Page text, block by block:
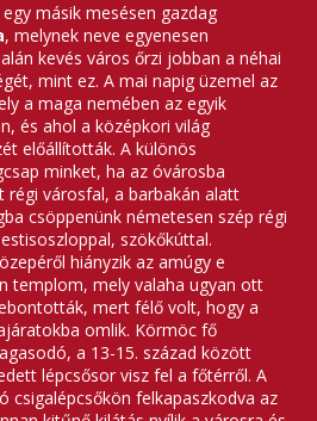
másik mesésen gazdag
, melynek neve egyenesen
kevés város őrzi jobban a néhai
mint ez. A mai napig üzemel az
a maga nemében az egyik
és ahol a középkori világ
előállították. A különös
minket, ha az óvárosba
régi városfal, a barbakán alatt
csöppenünk németesen szép régi
szökőkúttal.
hiányzik az amúgy e
templom, mely valaha ugyan ott
mert félő volt, hogy a
omlik. Körmöc fő
a 13-15. század között
lépcsősor visz fel a főtérről. A
csigalépcsőkön felkapaszkodva az